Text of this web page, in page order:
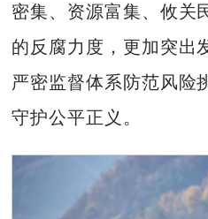
密集、资源富集、攸关
的反腐力度，更加突出
严密监督体系防范风险
守护公平正义。